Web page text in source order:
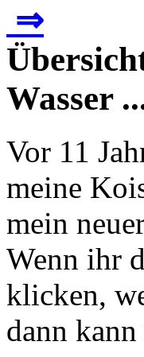
⇒
Wasser
Vor 11
meine
mein
Wenn ihr
klicken,
dann